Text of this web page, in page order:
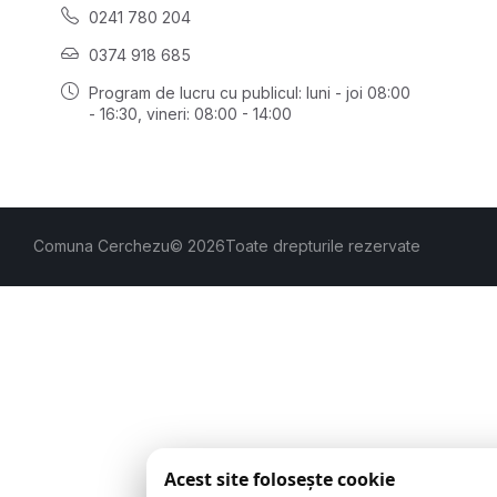
0241 780 204
0374 918 685
Program de lucru cu publicul: luni - joi 08:00
- 16:30 , vineri: 08:00 - 14:00
Comuna Cerchezu© 2026Toate drepturile rezervate
Acest site folosește cookie